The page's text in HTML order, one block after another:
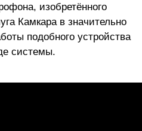
изобретённого
Камкара в значительно
подобного устройства
системы.